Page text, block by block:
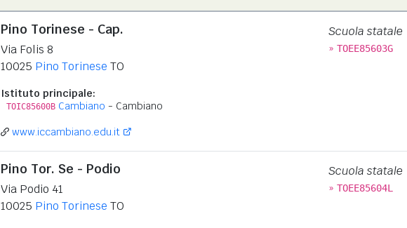
Pino Torinese - Cap.
Via Folis 8
10025 Pino Torinese TO
Istituto principale:
TOIC85600B Cambiano - Cambiano
Scuola statale
» TOEE85603G
www.iccambiano.edu.it
Pino Tor. Se - Podio
Via Podio 41
10025 Pino Torinese TO
Scuola statale
» TOEE85604L